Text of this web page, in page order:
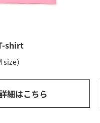
shirt
）
細はこちら